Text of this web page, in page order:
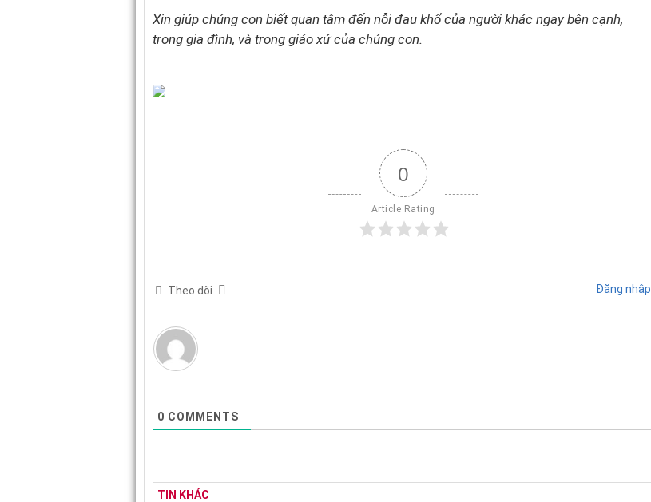
Xin giúp chúng con biết quan tâm đến nỗi đau khổ của người khác ngay bên cạnh,
trong gia đình, và trong giáo xứ của chúng con.
0
Article Rating
Theo dõi Đăng nhập
0 COMMENTS
TIN KHÁC